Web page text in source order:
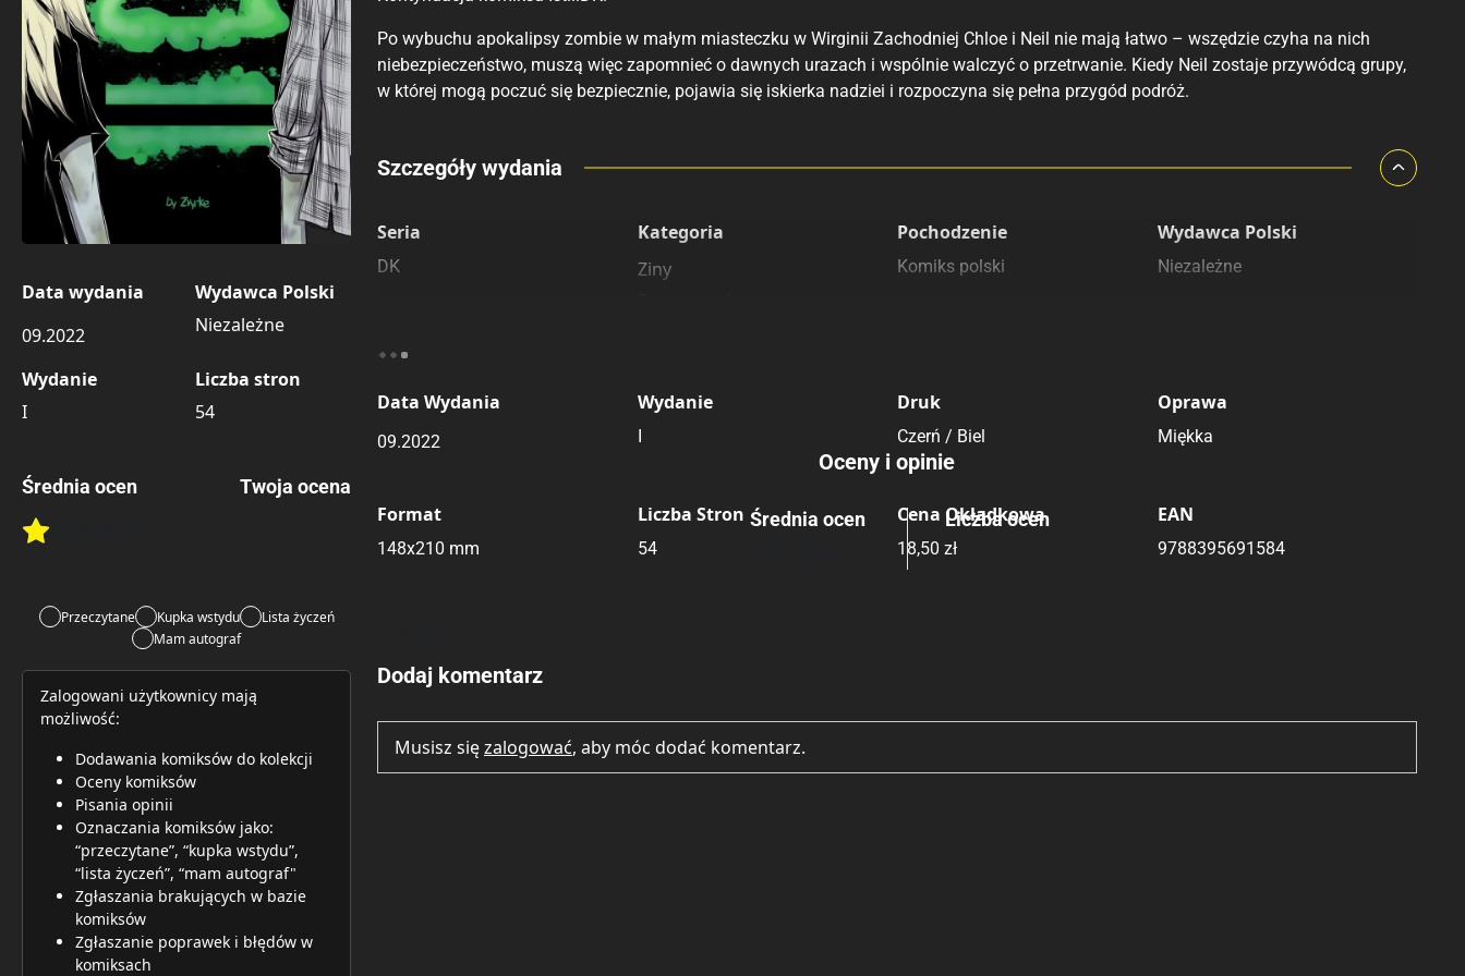
Data wydania
09.2022
Wydawca Polski
Niezależne
Wydanie
I
Liczba stron
54
Średnia ocen
Rate this item: Submit Rating
Twoja ocena
Przeczytane Kupka wstydu
Lista życzeń
Mam autograf
Zalogowani użytkownicy mają
możliwość:
Dodawania komiksów do kolekcji
Oceny komiksów
Pisania opinii
Oznaczania komiksów jako:
“przeczytane”, “kupka wstydu”,
“lista życzeń”, “mam autograf"
Zgłaszania brakujących w bazie
komiksów
Zgłaszanie poprawek i błędów w
komiksach
Po wybuchu apokalipsy zombie w małym miasteczku w Wirginii Zachodniej Chloe i Neil nie mają łatwo – wszędzie czyha na nich
niebezpieczeństwo, muszą więc zapomnieć o dawnych urazach i wspólnie walczyć o przetrwanie. Kiedy Neil zostaje przywódcą grupy,
w której mogą poczuć się bezpiecznie, pojawia się iskierka nadziei i rozpoczyna się pełna przygód podróż.
Porównaj ceny
Szczegóły wydania
Seria
DK
Kategoria
Ziny
Pochodzenie
Komiks polski
Wydawca Polski
Niezależne
Data Wydania
09.2022
Wydanie
I
Druk
Czerń / Biel
Oprawa
Miękka
Format
148x210 mm
Liczba Stron
54
Cena Okładkowa
18,50 zł
EAN
9788395691584
Oceny i opinie
Średnia ocen Liczba ocen
Dodaj komentarz
Musisz sięzalogować, aby móc dodać komentarz.